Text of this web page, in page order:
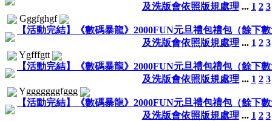
及洗版會依照版規處理 ... 1 2 3
Gggfghgf
【活動完結】《數碼暴龍》2000FUN元旦禮包禮包（餘下
及洗版會依照版規處理 ... 1 2 3
Ygfffgtt
【活動完結】《數碼暴龍》2000FUN元旦禮包禮包（餘下
及洗版會依照版規處理 ... 1 2 3
Ygggggggfggg
【活動完結】《數碼暴龍》2000FUN元旦禮包禮包（餘下
及洗版會依照版規處理 ... 1 2 3